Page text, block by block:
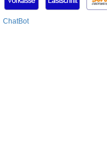
ChatBot